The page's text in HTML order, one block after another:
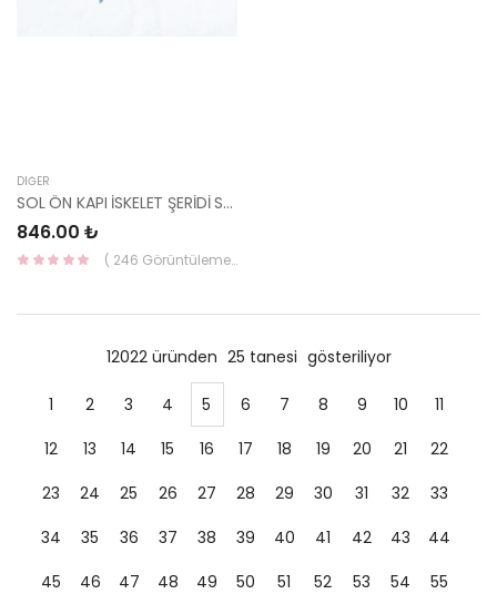
DIĞER
SOL ÖN KAPI İSKELET ŞERİDİ STİCKER İ20 2014- 86363-C8000-HMC
846.00 ₺
( 246 Görüntüleme )
12022 üründen 25 tanesi gösteriliyor
1 2 3 4 5 6 7 8 9 10
11
12
13 14 15 16 17 18 19 20 21
22
23
24 25 26 27 28 29 30 31 32
33
34
35 36 37 38 39 40 41 42 43
44
45
46 47 48 49 50 51 52 53 54
55